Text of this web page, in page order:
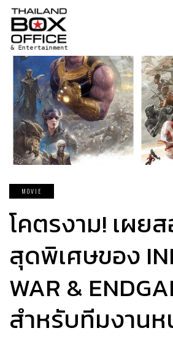
MOVIE
โคตรงาม! เผย
สุดพิเศษของ
WAR &
สำหรับทีมงานห